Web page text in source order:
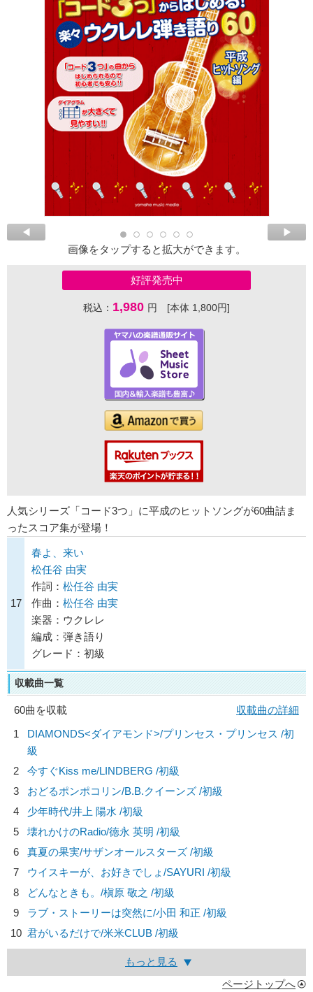
画像をタップすると拡大ができます。
好評発売中
税込： 1,980 円 [本体 1,800円]
人気シリーズ「コード3つ」に平成のヒットソングが60曲詰ま
ったスコア集が登場！
17
春よ、来い
松任谷 由実
作詞： 松任谷 由実
作曲： 松任谷 由実
楽器：ウクレレ
編成：弾き語り
グレード：初級
収載曲一覧
60曲を収載
収載曲の詳細
1
DIAMONDS<ダイアモンド>/プリンセス・プリンセス /初
級
2
今すぐKiss me/LINDBERG /初級
3
おどるポンポコリン/B.B.クイーンズ /初級
4
少年時代/井上 陽水 /初級
5
壊れかけのRadio/徳永 英明 /初級
6
真夏の果実/サザンオールスターズ /初級
7
ウイスキーが、お好きでしょ/SAYURI /初級
8
どんなときも。/槇原 敬之 /初級
9
ラブ・ストーリーは突然に/小田 和正 /初級
10 君がいるだけで/米米CLUB /初級
もっと見る
ページトップへ